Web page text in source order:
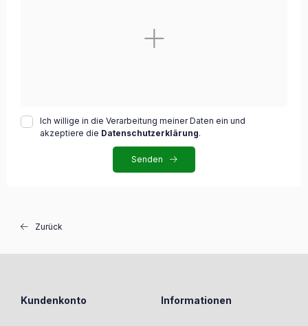
Ich willige in die Verarbeitung meiner Daten ein und
akzeptiere die Datenschutzerklärung.
Senden
Zurück
Kundenkonto Informationen